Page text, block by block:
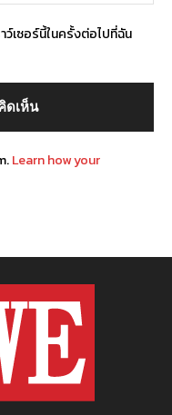
ว์เซอร์นี้ในครั้งต่อไปที่ฉัน
Learn how your